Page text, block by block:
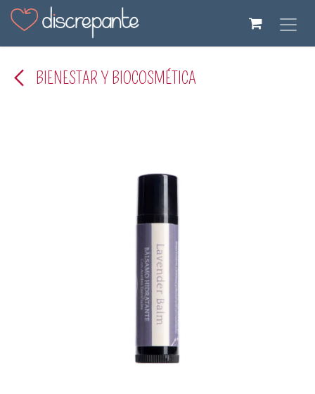
Ir al contenido
BIENESTAR Y BIOCOSMÉTICA